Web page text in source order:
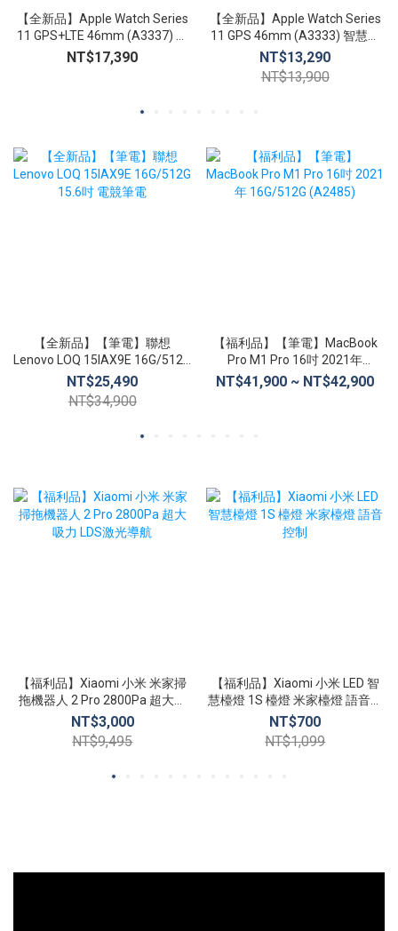
【全新品】Apple Watch Series
11 GPS+LTE 46mm (A3337) 智
慧手錶 心臟健康通知 生命徵象
睡眠追蹤
NT$17,390
【全新品】Apple Watch Series
11 GPS 46mm (A3333) 智慧手
錶 心臟健康通知 生命徵象 睡眠
追蹤
NT$13,290
NT$13,900
【全新品】【筆電】聯想
Lenovo LOQ 15IAX9E 16G/512G
15.6吋 電競筆電
NT$25,490
NT$34,900
【福利品】【筆電】MacBook
Pro M1 Pro 16吋 2021年
16G/512G (A2485)
NT$41,900 ~ NT$42,900
【福利品】Xiaomi 小米 米家掃
拖機器人 2 Pro 2800Pa 超大吸
力 LDS激光導航
NT$3,000
NT$9,495
【福利品】Xiaomi 小米 LED 智
慧檯燈 1S 檯燈 米家檯燈 語音控
制
NT$700
NT$1,099